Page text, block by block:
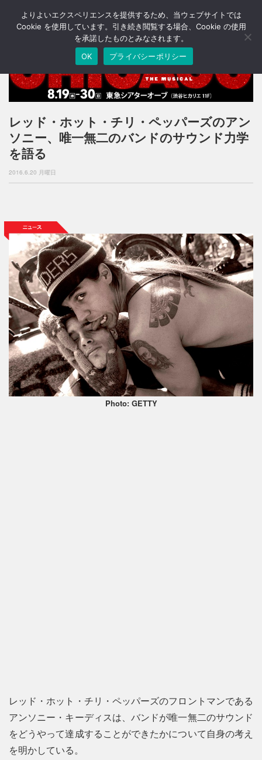
T
o
n
v
i
g
a
n
レッド・ホット・チリ・ペッパーズのアン
ソニー、唯一無二のバンドのサウンド力学
を語る
2016.6.20 月曜日
Photo: GETTY
レッド・ホット・チリ・ペッパーズのフロントマンである
アンソニー・キーディスは、バンドが唯一無二のサウンド
をどうやって達成することができたかについて自身の考え
を明かしている。
よりよいエクスペリエンスを提供するため、当ウェブサイトでは
Cookie を使用しています。引き続き閲覧する場合、Cookie の使用
を承諾したものとみなされます。
OK
プライバシーポリシー